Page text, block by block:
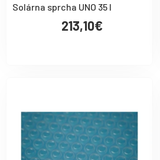
Solárna sprcha UNO 35 l
213,10€